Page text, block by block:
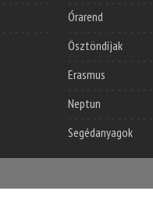
Órarend
Ösztöndíjak
Erasmus
Neptun
Segédanyagok